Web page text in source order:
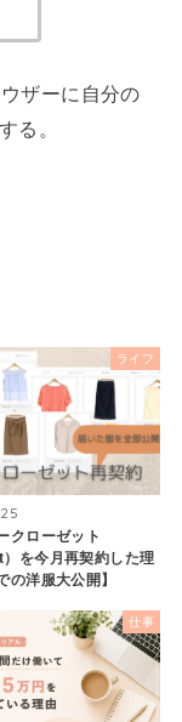
ザーに自分の
る。
ライフ
クローゼット
を今月再契約した理
の洋服大公開】
仕事